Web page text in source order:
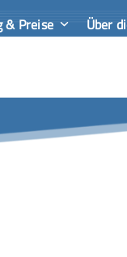
& Preise Über